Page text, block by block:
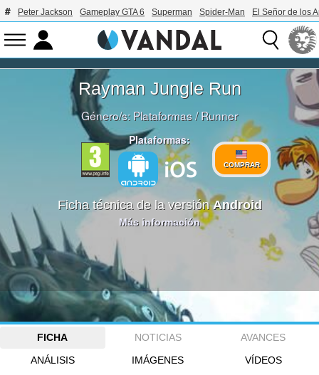
Peter Jackson Gameplay GTA 6 Superman Spider-Man El Señor de los
Rayman Jungle Run
Género/s: Plataformas/Runner
Plataformas:
COMPRAR
Ficha técnica de la versiónAndroid
Más información
FICHA NOTICIAS
AVANCES
ANÁLISIS
IMÁGENES VÍDEOS